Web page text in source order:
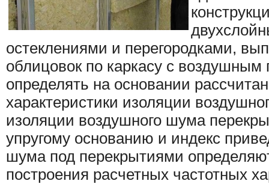
остеклениями и перегородками,
облицовок по каркасу с воздушным
определять на основании
характеристики изоляции
изоляции воздушного шума
упругому основанию и индекс
шума под перекрытиями
построения расчетных частотных